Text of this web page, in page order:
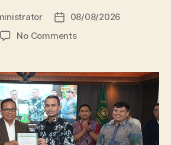
Post08/08/2026
No Commentson
Gas
Targetkan
53
Prodi
Raih
Akreditasi